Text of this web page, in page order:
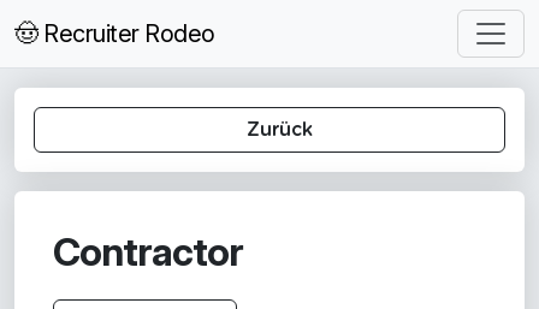
🤠 Recruiter Rodeo
Zurück
Contractor